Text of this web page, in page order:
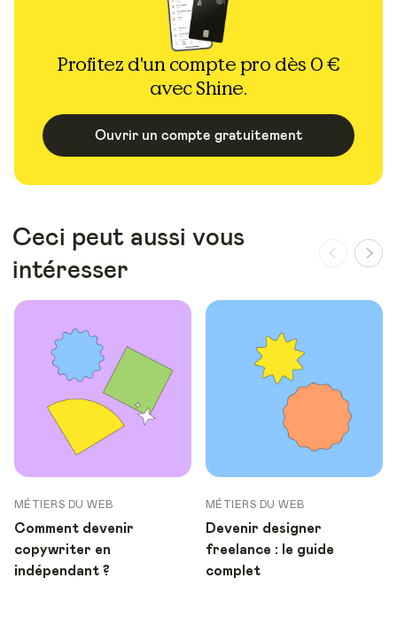
Profitez d'un compte pro dès 0 €
avec Shine.
Ouvrir un compte gratuitement
Ceci peut aussi vous
intéresser
MÉTIERS DU WEB
Comment devenir
copywriter en
indépendant ?
MÉTIERS DU WEB
Devenir designer
freelance : le guide
complet